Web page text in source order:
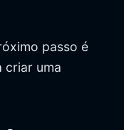
passo é
criar uma